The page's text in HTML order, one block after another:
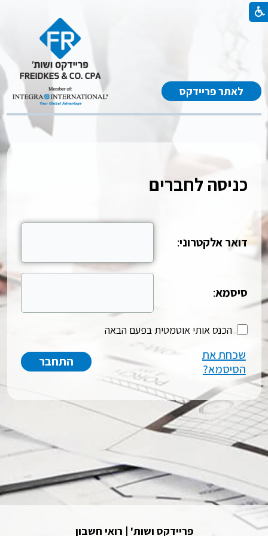
לאתר פריידקס
כניסה לחברים
דואר אלקטרוני:
סיסמא:
הכנס אותי אוטמטית בפעם הבאה
שכחת את
הסיסמא?
פריידקס ושות' | רואי חשבון